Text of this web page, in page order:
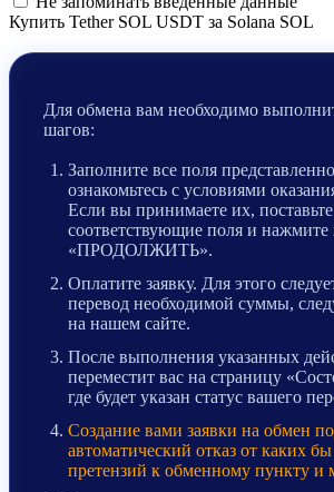
Купить Tether SOL USDT за Solana SOL
Для обмена вам необходимо
шагов:
Заполните все поля
ознакомьтесь с условиями
Если вы принимаете их,
соответствующие поля и нажмите
«ПРОДОЛЖИТЬ».
Оплатите заявку. Для этого
перевод необходимой суммы,
на нашем сайте.
После выполнения указанных
переместит вас на страницу
где будет указан статус вашего
Создание вами заявки на обмен
автоматический отказ от каких
претензий к обменному пункту и